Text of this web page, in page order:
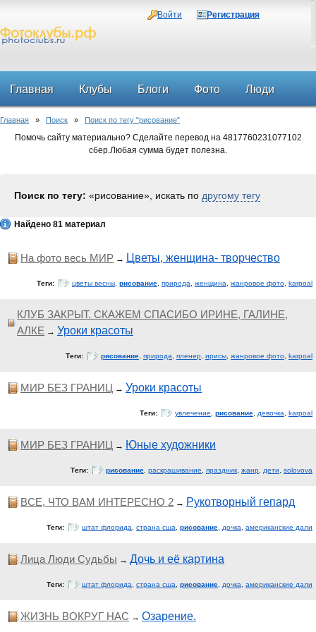
Войти Регистрация
Главная Клубы Блоги Фото Люди
Форум
Главная » Поиск » Поиск по тегу "рисование"
Помочь сайту материально? Сделайте перевод на 4817760231077102
сбер.Любая сумма будет полезна.
Поиск по тегу: «рисование», искать по другому тегу
Найдено 81 материал
На фото весь МИР → Цветы, женщина- творчество
Теги: цветы весны рисование природа женщина жанровое фото karpoal
КЛУБ ЗАКРЫТ. СКАЖЕМ СПАСИБО ИРИНЕ, ГАЛИНЕ,
АЛКЕ → Уроки красоты
Теги: рисование природа пленер ирисы жанровое фото karpoal
МИР БЕЗ ГРАНИЦ → Уроки красоты
Теги: увлечение рисование девочка karpoal
МИР БЕЗ ГРАНИЦ → Юные художники
Теги: рисование раскрашивание праздник жанр дети solovova
ВСЕ, ЧТО ВАМ ИНТЕРЕСНО 2 → Рукотворный гепард
Теги: штат флорида страна сша рисование дочка американские дали
Лица Люди Судьбы → Дочь и её картина
Теги: штат флорида страна сша рисование дочка американские дали
ЖИЗНЬ ВОКРУГ НАС → Озарение.